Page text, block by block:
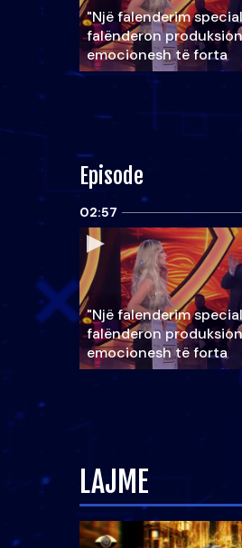
"Një falenderim
falënderon
emocionesh të forta
Episode
02:57
"Një falenderim
falënderon
emocionesh të forta
LAJME